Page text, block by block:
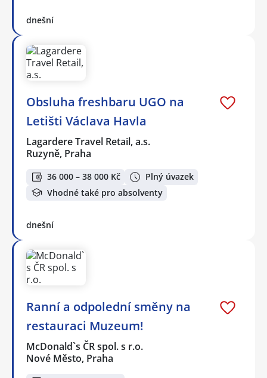
dnešní
Obsluha freshbaru UGO na
Letišti Václava Havla
Lagardere Travel Retail, a.s.
Ruzyně, Praha
36 000 – 38 000 Kč
Plný úvazek
Vhodné také pro absolventy
dnešní
Ranní a odpolední směny na
restauraci Muzeum!
McDonald`s ČR spol. s r.o.
Nové Město, Praha